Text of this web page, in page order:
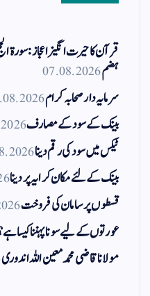
قرآن کا حیرت انگیز اعجاز: سورۃ
ہضم07.08.2026
سرمایہ دار صحابہ کرام
بینک کے سود کے مصارف
ٹیکس میں سود کی رقم دینا
بینک کے لئے مکان کرایہ پر دینا
قسطوں پر سامان کی فروخت
عورتوں کے لیے سونا پہننا کیسا
مولانا قاضی محمد معین اللہ اندوری